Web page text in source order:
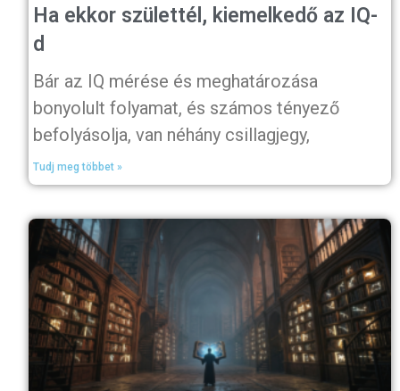
Ha ekkor születtél, kiemelkedő az IQ-
d
Bár az IQ mérése és meghatározása
bonyolult folyamat, és számos tényező
befolyásolja, van néhány csillagjegy,
Tudj meg többet »